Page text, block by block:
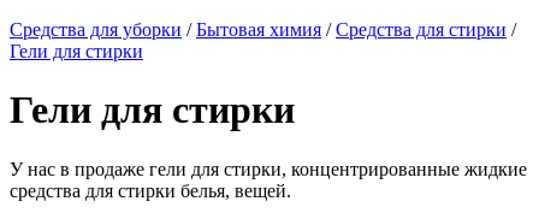
Средства для уборки /Бытовая химия /Средства для стирки /
Гели для стирки
Гели для стирки
У нас в продаже гели для стирки, концентрированные жидкие
средства для стирки белья, вещей.